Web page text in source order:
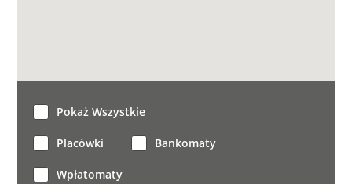
Pokaż Wszystkie
Placówki Bankomaty
Wpłatomaty